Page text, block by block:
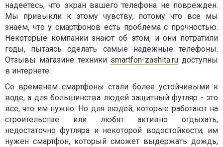
надеетесь, что экран вашего телефона не поврежден.
Мы привыкли к этому чувству, потому что все мы
знаем, что у смартфонов есть проблема с прочностью.
Некоторые компании знают об этом, и они потратили
годы, пытаясь сделать самые надежные телефоны.
Отзывы магазине техники smartfon-zashita.ru доступны
в интернете.
Со временем смартфоны стали более устойчивыми к
воде, а для большинства людей защитный футляр - это
все, что им нужно. Но для людей, которые работают на
строительстве или любят активно отдыхать,
недостаточно футляра и некоторой водостойкости, им
нужен смартфон, который сможет выдержать дождь,